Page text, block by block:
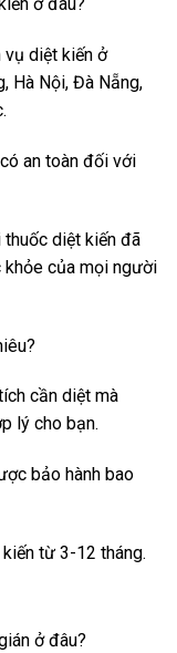
ở đâu?
vụ diệt kiến ở
Hà Nội, Đà Nẵng,
an toàn đối với
thuốc diệt kiến đã
của mọi người
cần diệt mà
lý cho bạn.
bảo hành bao
từ 3-12 tháng.
ở đâu?